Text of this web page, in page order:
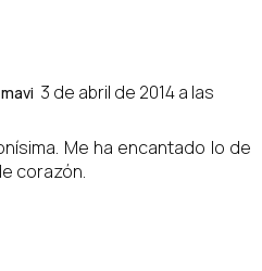
3 de abril de 2014 a las
Me ha encantado lo de
corazón.